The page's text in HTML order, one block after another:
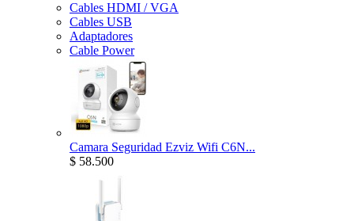
Cables HDMI / VGA
Cables USB
Adaptadores
Cable Power
Camara Seguridad Ezviz Wifi C6N...
$ 58.500